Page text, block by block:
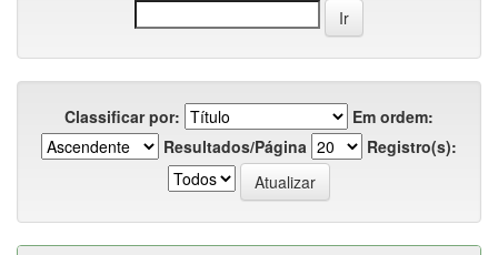
Classificar por:
Em ordem:
Resultados/Página
Registro(s):